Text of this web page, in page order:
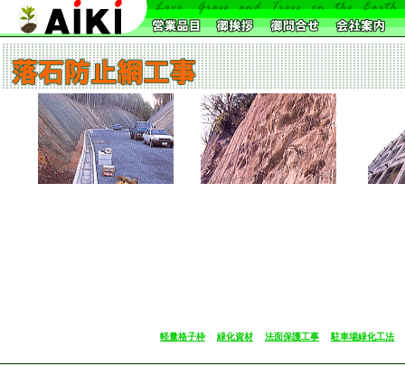
軽量格子枠 緑化資材 法面保護工事 駐車場緑化工法